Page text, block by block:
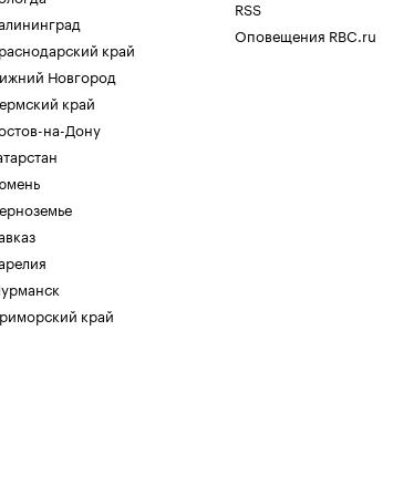
край
Новгород
край
на-Дону
край
RSS
Оповещения RBC.ru